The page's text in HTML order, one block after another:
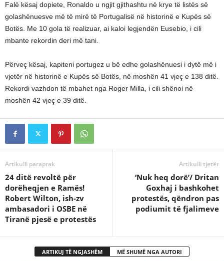
Falë kësaj dopiete, Ronaldo u ngjit gjithashtu në krye të listës së
golashënuesve më të mirë të Portugalisë në historinë e Kupës së
Botës. Me 10 gola të realizuar, ai kaloi legjendën Eusebio, i cili
mbante rekordin deri më tani.
Përveç kësaj, kapiteni portugez u bë edhe golashënuesi i dytë më i
vjetër në historinë e Kupës së Botës, në moshën 41 vjeç e 138 ditë.
Rekordi vazhdon të mbahet nga Roger Milla, i cili shënoi në
moshën 42 vjeç e 39 ditë.
Artikulli paraprak
24 ditë revoltë për
dorëheqjen e Ramës!
Robert Wilton, ish-zv
ambasadori i OSBE në
Tiranë pjesë e protestës
Artikulli tjetër
‘Nuk heq dorë’/ Dritan
Goxhaj i bashkohet
protestës, qëndron pas
podiumit të fjalimeve
ARTIKUJ TË NGJASHËM MË SHUMË NGA AUTORI